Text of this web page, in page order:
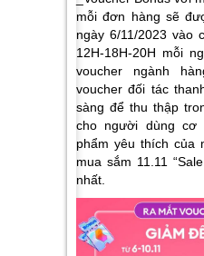
mỗi đơn hàng sẽ
ngày 6/11/2023 vào
12H-18H-20H mỗi
voucher ngành
voucher đối tác
sàng để thu thập
cho người dùng
phẩm yêu thích của
mua sắm 11.11
nhất.